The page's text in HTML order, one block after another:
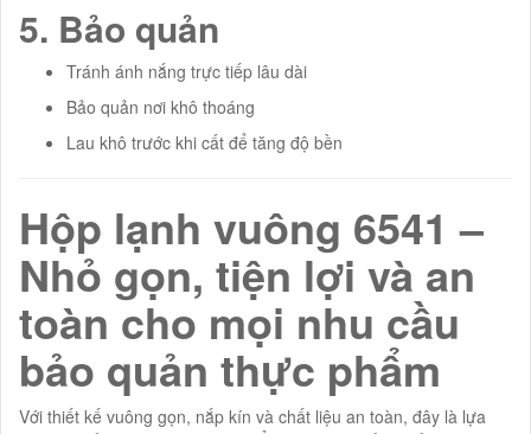
5. Bảo quản
Tránh ánh nắng trực tiếp lâu dài
Bảo quản nơi khô thoáng
Lau khô trước khi cất để tăng độ bền
Hộp lạnh vuông 6541 –
Nhỏ gọn, tiện lợi và an
toàn cho mọi nhu cầu
bảo quản thực phẩm
Với thiết kế vuông gọn, nắp kín và chất liệu an toàn, đây là lựa